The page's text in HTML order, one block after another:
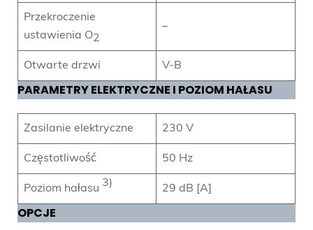
Przekroczenie
ustawienia O2
–
Otwarte drzwi V-B
PARAMETRY ELEKTRYCZNE I POZIOM HAŁASU
Zasilanie elektryczne 230 V
Częstotliwość 50 Hz
Poziom hałasu 3) 29 dB [A]
OPCJE